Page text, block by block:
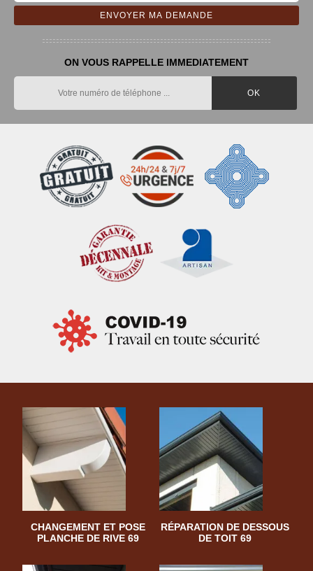
ON VOUS RAPPELLE IMMEDIATEMENT
CHANGEMENT ET POSE
PLANCHE DE RIVE 69
RÉPARATION DE DESSOUS
DE TOIT 69